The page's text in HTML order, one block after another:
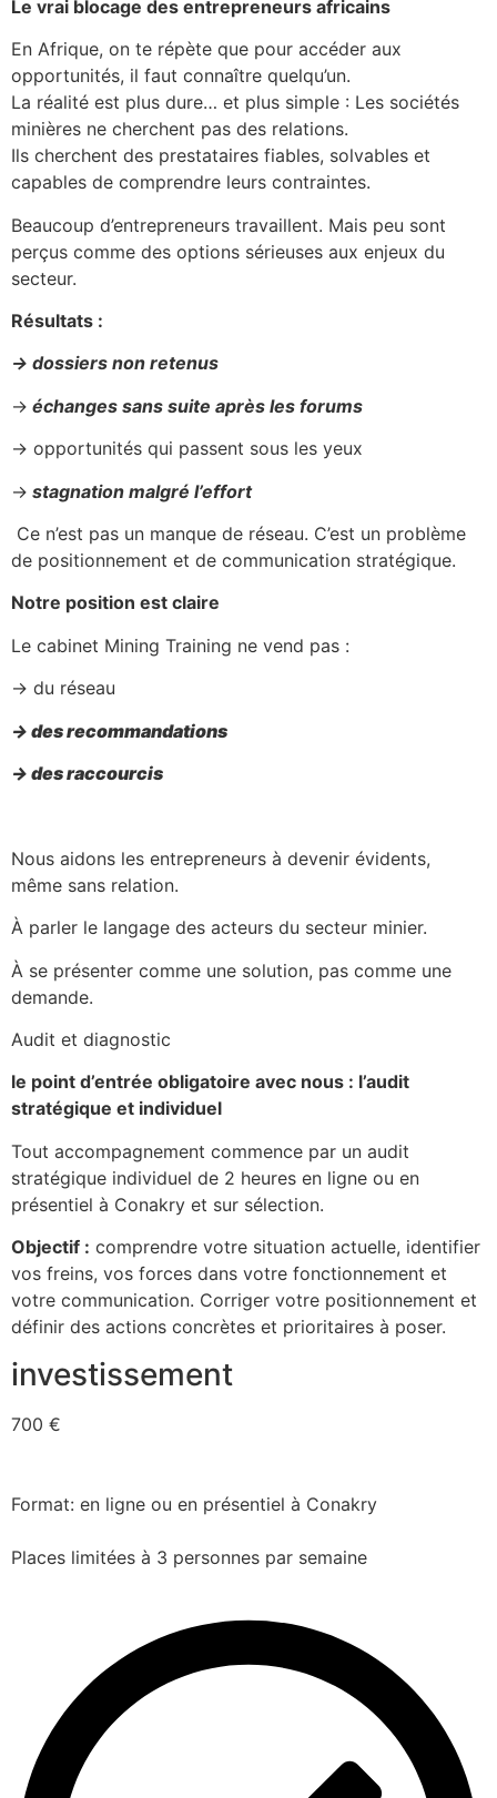
Le vrai blocage des entrepreneurs africains
En Afrique, on te répète que pour accéder aux
opportunités, il faut connaître quelqu’un.
La réalité est plus dure… et plus simple : Les sociétés
minières ne cherchent pas des relations.
Ils cherchent des prestataires fiables, solvables et
capables de comprendre leurs contraintes.
Beaucoup d’entrepreneurs travaillent. Mais peu sont
perçus comme des options sérieuses aux enjeux du
secteur.
Résultats :
→ dossiers non retenus
→ échanges sans suite après les forums
→ opportunités qui passent sous les yeux
→ stagnation malgré l’effort
Ce n’est pas un manque de réseau. C’est un problème
de positionnement et de communication stratégique.
Notre position est claire
Le cabinet Mining Training ne vend pas :
→ du réseau
→ des recommandations
→ des raccourcis
Nous aidons les entrepreneurs à devenir évidents,
même sans relation.
À parler le langage des acteurs du secteur minier.
À se présenter comme une solution, pas comme une
demande.
Audit et diagnostic
le point d’entrée obligatoire avec nous : l’audit
stratégique et individuel
Tout accompagnement commence par un audit
stratégique individuel de 2 heures en ligne ou en
présentiel à Conakry et sur sélection.
Objectif : comprendre votre situation actuelle, identifier
vos freins, vos forces dans votre fonctionnement et
votre communication. Corriger votre positionnement et
définir des actions concrètes et prioritaires à poser.
investissement
700 €
Format: en ligne ou en présentiel à Conakry
Places limitées à 3 personnes par semaine